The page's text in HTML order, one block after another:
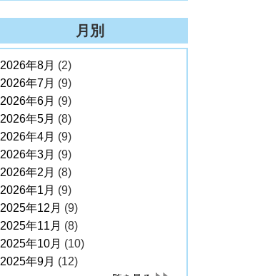
月別
2026年8月 (2)
2026年7月 (9)
2026年6月 (9)
2026年5月 (8)
2026年4月 (9)
2026年3月 (9)
2026年2月 (8)
2026年1月 (9)
2025年12月 (9)
2025年11月 (8)
2025年10月 (10)
2025年9月 (12)